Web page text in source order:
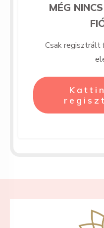
MÉG
Csak regisztrált